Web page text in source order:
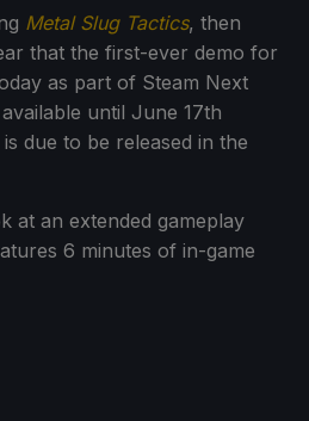
Metal Slug Tactics, then
that the first-ever demo for
as part of Steam Next
until June 17th
due to be released in the
at an extended gameplay
6 minutes of in-game